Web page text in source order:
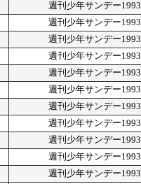
週刊少年サンデー1993
週刊少年サンデー1993
週刊少年サンデー1993
週刊少年サンデー1993
週刊少年サンデー1993
週刊少年サンデー1993
週刊少年サンデー1993
週刊少年サンデー1993
週刊少年サンデー1993
週刊少年サンデー1993
週刊少年サンデー1993